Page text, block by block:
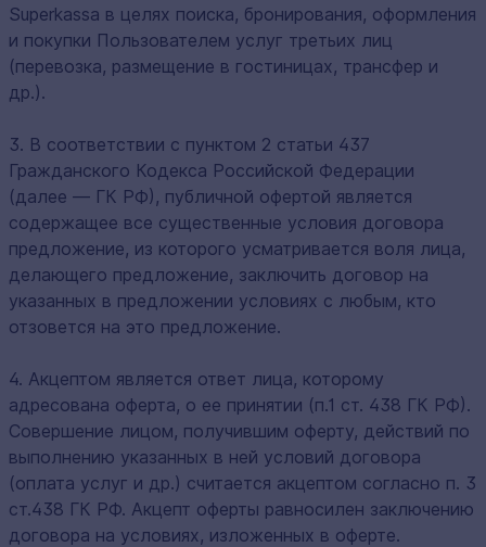
Superkassa в целях поиска, бронирования, оформления
и покупки Пользователем услуг третьих лиц
(перевозка, размещение в гостиницах, трансфер и
др.).
3. В соответствии с пунктом 2 статьи 437
Гражданского Кодекса Российской Федерации
(далее — ГК РФ), публичной офертой является
содержащее все существенные условия договора
предложение, из которого усматривается воля лица,
делающего предложение, заключить договор на
указанных в предложении условиях с любым, кто
отзовется на это предложение.
4. Акцептом является ответ лица, которому
адресована оферта, о ее принятии (п.1 ст. 438 ГК РФ).
Совершение лицом, получившим оферту, действий по
выполнению указанных в ней условий договора
(оплата услуг и др.) считается акцептом согласно п. 3
ст.438 ГК РФ. Акцепт оферты равносилен заключению
договора на условиях, изложенных в оферте.